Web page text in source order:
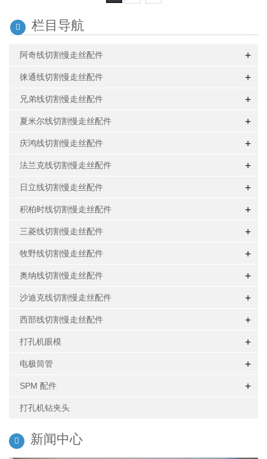
栏目导航
阿奇线切割慢走丝配件 +
徕通线切割慢走丝配件 +
兄弟线切割慢走丝配件 +
夏米尔线切割慢走丝配件 +
庆鸿线切割慢走丝配件 +
法兰克线切割慢走丝配件 +
日立线切割慢走丝配件 +
积柏时线切割慢走丝配件 +
三菱线切割慢走丝配件 +
牧野线切割慢走丝配件 +
奥纳线切割慢走丝配件 +
沙迪克线切割慢走丝配件 +
西部线切割慢走丝配件 +
打孔机眼模 +
电极筒管 +
SPM 配件 +
打孔机钻夹头
新闻中心